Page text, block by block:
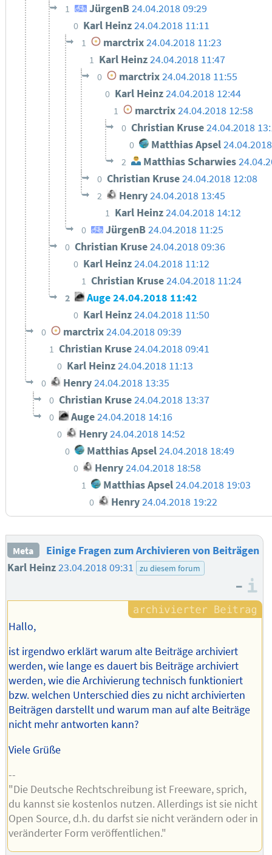
1 JürgenB24.04.2018 09:29
0 Karl Heinz24.04.2018 11:11
1 marctrix 24.04.2018 11:23
1 Karl Heinz24.04.2018 11:47
0 marctrix24.04.2018 11:55
0 Karl Heinz24.04.2018 12:44
1 marctrix24.04.2018 12:58
0 Christian Kruse24.04.2018
0 Matthias Apsel
2 Matthias Scharwies
0 Christian Kruse24.04.2018 12:08
2 Henry24.04.2018 13:45
1 Karl Heinz24.04.2018 14:12
0 JürgenB24.04.2018 11:25
0 Christian Kruse24.04.2018 09:36
0 Karl Heinz24.04.2018 11:12
1 Christian Kruse24.04.2018 11:24
2 Auge24.04.2018 11:42
0 Karl Heinz24.04.2018 11:50
0 marctrix 24.04.2018 09:39
1 Christian Kruse24.04.2018 09:41
0 Karl Heinz24.04.2018 11:13
0 Henry 24.04.2018 13:35
0 Christian Kruse24.04.2018 13:37
0 Auge24.04.2018 14:16
0 Henry24.04.2018 14:52
0 Matthias Apsel24.04.2018 18:49
0 Henry24.04.2018 18:58
1 Matthias Apsel 24.04.2018 19:03
0 Henry24.04.2018 19:22
Meta
Einige Fragen zum Archivieren von Beiträgen
Karl Heinz23.04.2018 09:31 zu diesem forum
–
Hallo,
ist irgendwo erklärt warum alte Beiträge archiviert
werden, wie lange es dauert bis Beiträge archiviert
werden, wie die Archivierung technisch funktioniert
bzw. welchen Unterschied dies zu nicht archivierten
Beiträgen darstellt und warum man auf alte Beiträge
nicht mehr antworten kann?
Viele Grüße
--
"Die Deutsche Rechtschreibung ist Freeware, sprich,
du kannst sie kostenlos nutzen. Allerdings ist sie nicht
Open Source, d.h. du darfst sie nicht verändern oder in
veränderter Form veröffentlichen."